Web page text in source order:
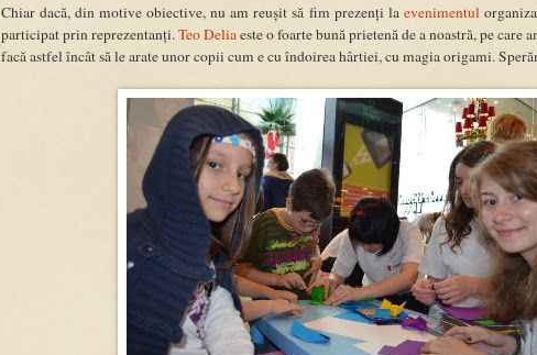
Chiar dacă, din motive obiective, nu am reușit să fim prezenți la evenimentul
participat prin reprezentanți. Teo Delia este o foarte bună prietenă de a noastră, pe care
facă astfel încât să le arate unor copii cum e cu îndoirea hârtiei, cu magia origami.